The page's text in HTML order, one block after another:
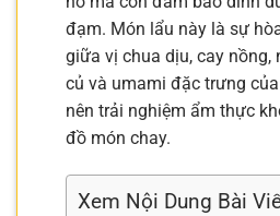
đạm. Món lẩu này là sự
giữa vị chua dịu, cay nồng,
củ và umami đặc trưng
nên trải nghiệm ẩm thực
đồ món chay.
Xem Nội Dung Bài